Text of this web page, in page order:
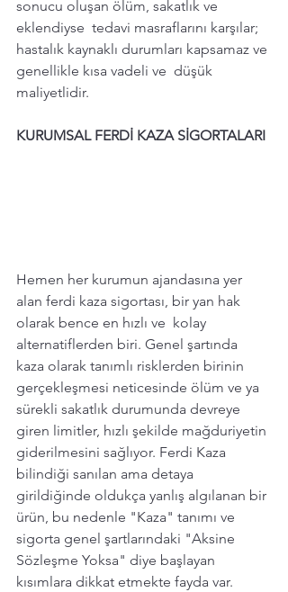
sonucu oluşan ölüm, sakatlık ve
eklendiyse  tedavi masraflarını karşılar;
hastalık kaynaklı durumları kapsamaz ve
genellikle kısa vadeli ve  düşük
maliyetlidir.
KURUMSAL FERDİ KAZA SİGORTALARI
Hemen her kurumun ajandasına yer
alan ferdi kaza sigortası, bir yan hak
olarak bence en hızlı ve  kolay
alternatiflerden biri. Genel şartında
kaza olarak tanımlı risklerden birinin
gerçekleşmesi neticesinde ölüm ve ya
sürekli sakatlık durumunda devreye
giren limitler, hızlı şekilde mağduriyetin
giderilmesini sağlıyor. Ferdi Kaza
bilindiği sanılan ama detaya
girildiğinde oldukça yanlış algılanan bir
ürün, bu nedenle "Kaza" tanımı ve
sigorta genel şartlarındaki "Aksine
Sözleşme Yoksa" diye başlayan
kısımlara dikkat etmekte fayda var.